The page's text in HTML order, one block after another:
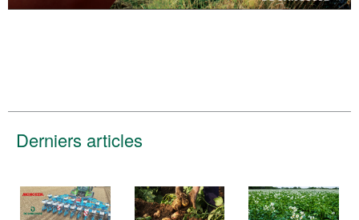
Derniers articles